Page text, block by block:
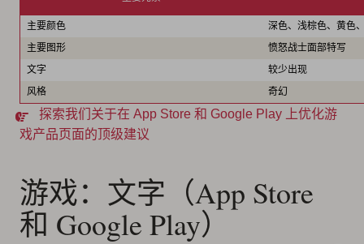
主要颜色
深色、浅棕色、黄色
主要图形
愤怒战士面部特写
文字
较少出现
风格
奇幻
探索我们关于在 App Store 和 Google Play 上优化游
戏产品页面的顶级建议
游戏：文字（App Store
和 Google Play）